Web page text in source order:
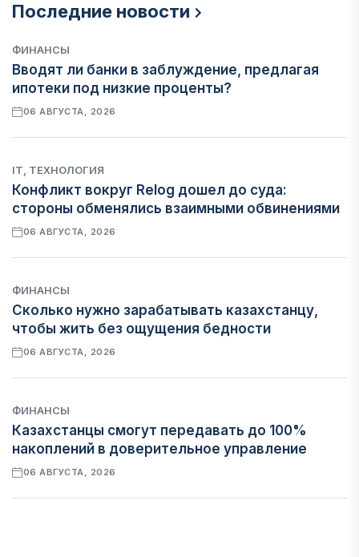
Последние новости
ФИНАНСЫ
Вводят ли банки в заблуждение, предлагая
ипотеки под низкие проценты?
06 АВГУСТА, 2026
IT, ТЕХНОЛОГИЯ
Конфликт вокруг Relog дошел до суда:
стороны обменялись взаимными обвинениями
06 АВГУСТА, 2026
ФИНАНСЫ
Сколько нужно зарабатывать казахстанцу,
чтобы жить без ощущения бедности
06 АВГУСТА, 2026
ФИНАНСЫ
Казахстанцы смогут передавать до 100%
накоплений в доверительное управление
06 АВГУСТА, 2026